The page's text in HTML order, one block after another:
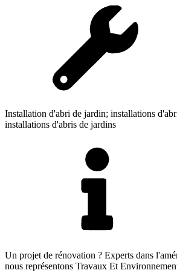
Installation d'abri de jardin; installations
installations d'abris de jardins
Un projet de rénovation ? Experts dans
nous représentons Travaux Et